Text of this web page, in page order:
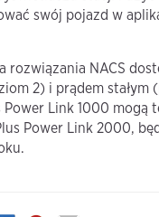
swój pojazd w
rozwiązania NACS
2) i prądem stałym
Power Link 1000 mogą
Power Link 2000,